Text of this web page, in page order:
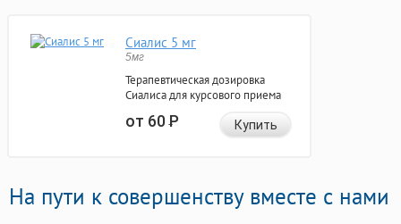
Сиалис 5 мг
5мг
Терапевтическая дозировка
Сиалиса для курсового приема
от 60Р Купить
На пути к совершенству вместе с нами